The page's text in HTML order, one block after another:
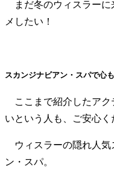
まだ冬のウィスラーに
メしたい！
スカンジナビアン・スパで心
ここまで紹介したアク
いという人も、ご安心く
ウィスラーの隠れ人気
ン・スパ。